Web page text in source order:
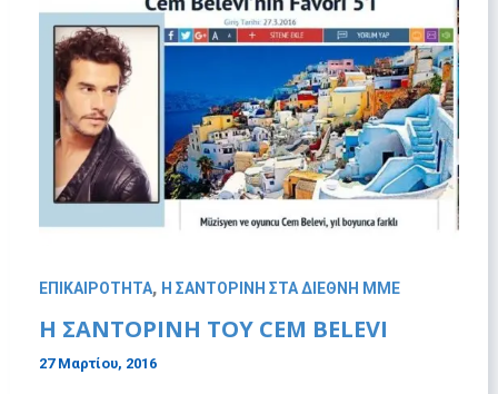
ΕΠΙΚΑΙΡΟΤΗΤΑ, Η ΣΑΝΤΟΡΙΝΗ ΣΤΑ ΔΙΕΘΝΗ ΜΜΕ
Η ΣΑΝΤΟΡΙΝΗ ΤΟΥ CEM BELEVI
27 Μαρτίου, 2016